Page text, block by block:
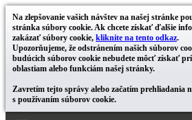
Na zlepšovanie vašich návštev na našej stránke
stránka súbory cookie. Ak chcete získať ďalšie
zakázať súbory cookie, kliknite na tento odkaz.
Upozorňujeme, že odstránením našich súborov
budúcich súborov cookie nebudete môcť získať
oblastiam alebo funkciám našej stránky.
Zavretím tejto správy alebo začatím prehliadania
s používaním súborov cookie.